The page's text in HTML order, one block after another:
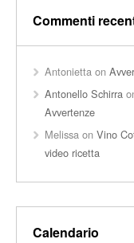
Commenti
Antonietta on
Antonello Schirra
Avvertenze
Melissa on Vino
video ricetta
Calendario